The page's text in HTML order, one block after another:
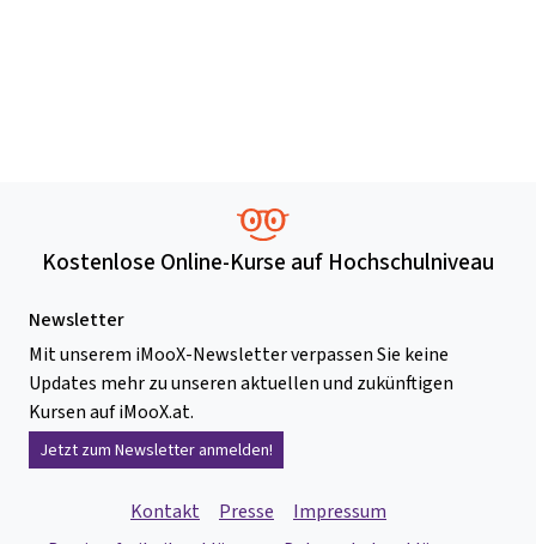
Kostenlose Online-Kurse auf Hochschulniveau
Newsletter
Mit unserem iMooX-Newsletter verpassen Sie keine
Updates mehr zu unseren aktuellen und zukünftigen
Kursen auf iMooX.at.
Jetzt zum Newsletter anmelden!
Kontakt Presse
Impressum